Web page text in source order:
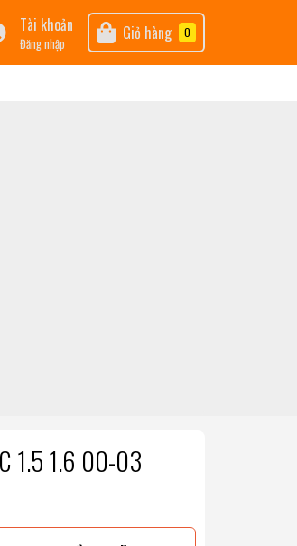
Tài khoản
Đăng nhập Giỏ hàng 0
1.5 1.6 00-03